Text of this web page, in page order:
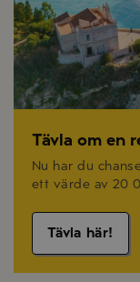
Tävla om en
Nu har du
ett värde av 20
Tävla här!